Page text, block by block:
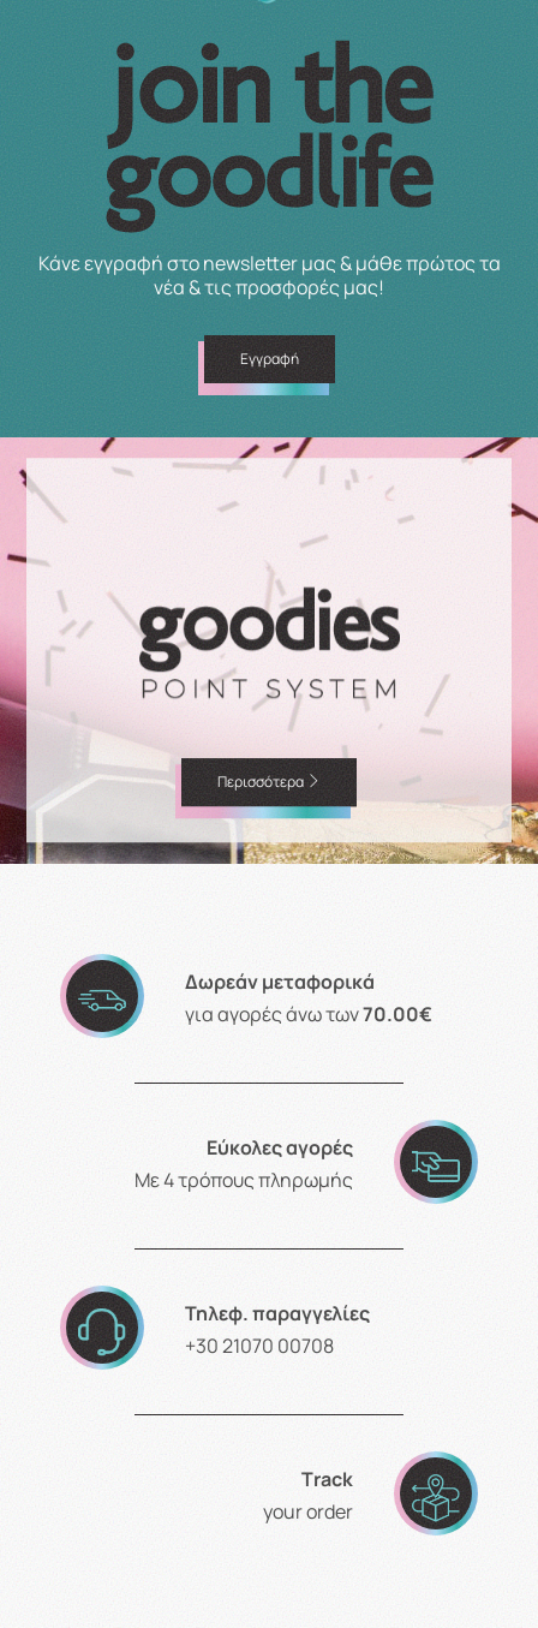
Κάνε εγγραφή στο newsletter μας & μάθε πρώτος τα
νέα & τις προσφορές μας!
Εγγραφή
Περισσότερα
Δωρεάν μεταφορικά
για αγορές άνω των70.00€
Εύκολες αγορές
Με 4 τρόπους πληρωμής
Τηλεφ. παραγγελίες
+30 21070 00708
Τrack
your order